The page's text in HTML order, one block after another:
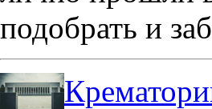
подобрать и